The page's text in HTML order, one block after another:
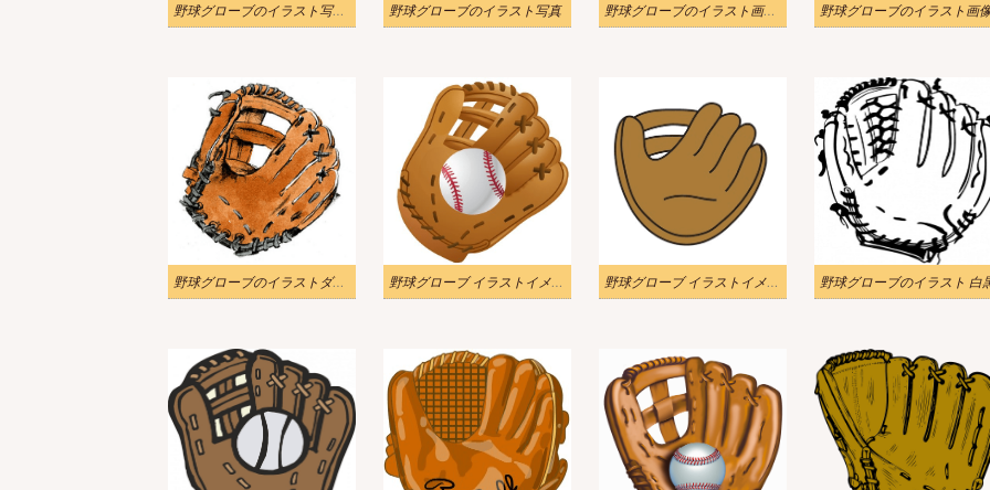
野球グローブのイラスト写真 2 野球グローブのイラスト写真 野球グローブのイラスト画像 2 野球グローブのイラスト画
野球グローブのイラストダウンロード 野球グローブ イラストイメージ 2 野球グローブ イラストイメージ 野球グローブのイラスト 白